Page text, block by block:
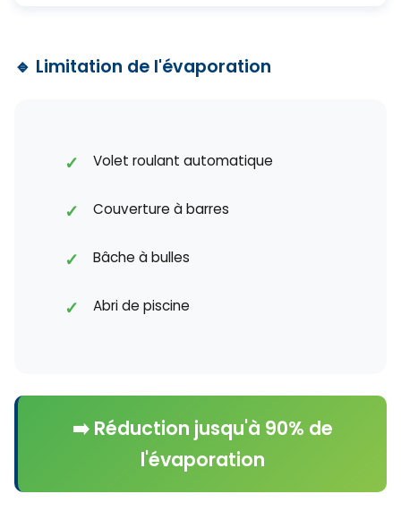
🔹 Limitation de l'évaporation
Volet roulant automatique
Couverture à barres
Bâche à bulles
Abri de piscine
➡️ Réduction jusqu'à 90% de
l'évaporation